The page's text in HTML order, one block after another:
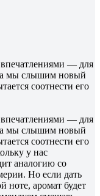
— для
мы слышим новый
соотнести его
— для
мы слышим новый
соотнести его
у нас
аналогию со
Но если дать
ноте, аромат будет